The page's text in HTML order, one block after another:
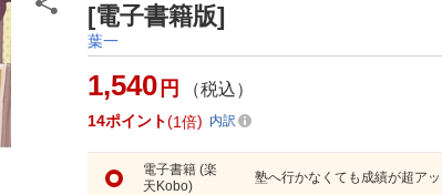
[電子書籍版]
葉一
1,540 円 （税込）
14ポイント 1倍 内訳
電子書籍 (楽
天Kobo)
塾へ行かなくても成績が超ア